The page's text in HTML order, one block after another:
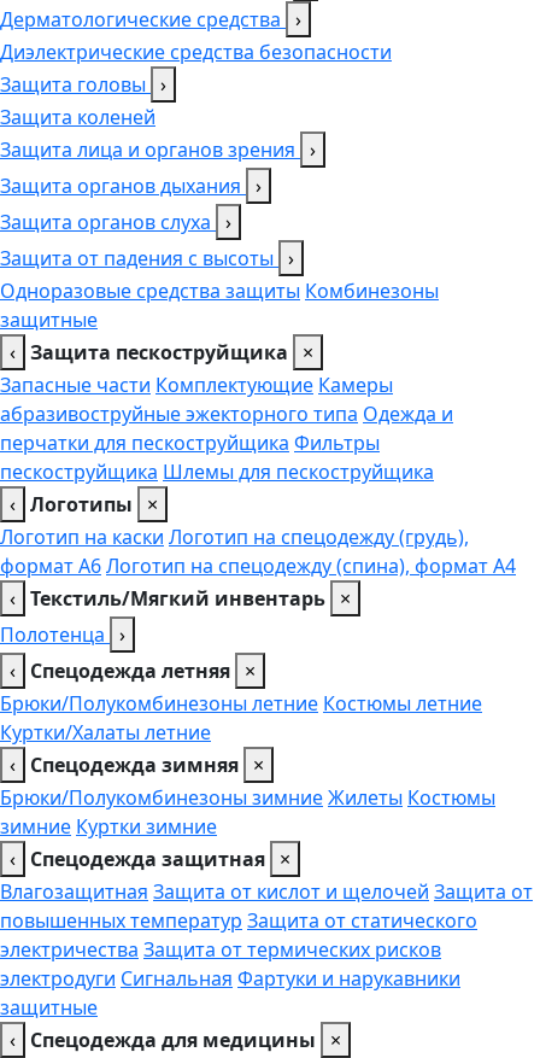
Дерматологические средства ›
Диэлектрические средства безопасности
Защита головы ›
Защита коленей
Защита лица и органов зрения ›
Защита органов дыхания ›
Защита органов слуха ›
Защита от падения с высоты ›
Одноразовые средства защиты Комбинезоны
защитные
‹ Защита пескоструйщика
×
Запасные части Комплектующие Камеры
абразивоструйные эжекторного типа Одежда и
перчатки для пескоструйщика Фильтры
пескоструйщика Шлемы для пескоструйщика
‹ Логотипы
×
Логотип на каски Логотип на спецодежду (грудь),
формат А6Логотип на спецодежду (спина), формат А4
‹ Текстиль/Мягкий инвентарь ×
Полотенца ›
‹ Спецодежда летняя ×
Брюки/Полукомбинезоны летние Костюмы летние
Куртки/Халаты летние
‹ Спецодежда зимняя ×
Брюки/Полукомбинезоны зимниеЖилеты Костюмы
зимние Куртки зимние
‹ Спецодежда защитная ×
Влагозащитная Защита от кислот и щелочей Защита от
повышенных температур Защита от статического
электричества Защита от термических рисков
электродуги Сигнальная Фартуки и нарукавники
защитные
‹ Спецодежда для медицины
×